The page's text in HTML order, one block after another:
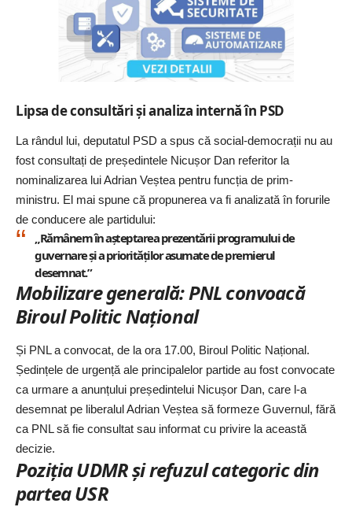
Lipsa de consultări și analiza internă în PSD
La rândul lui, deputatul PSD a spus că social-democrații nu au
fost consultați de președintele Nicușor Dan referitor la
nominalizarea lui Adrian Veștea pentru funcția de prim-
ministru. El mai spune că propunerea va fi analizată în forurile
de conducere ale partidului:
„Rămânem în așteptarea prezentării programului de
guvernare și a priorităților asumate de premierul
desemnat.”
Mobilizare generală: PNL convoacă
Biroul Politic Național
Și PNL a convocat, de la ora 17.00, Biroul Politic Național.
Ședințele de urgență ale principalelor partide au fost convocate
ca urmare a anunțului președintelui Nicușor Dan, care l-a
desemnat pe liberalul Adrian Veștea să formeze Guvernul, fără
ca PNL să fie consultat sau informat cu privire la această
decizie.
Poziția UDMR și refuzul categoric din
partea USR